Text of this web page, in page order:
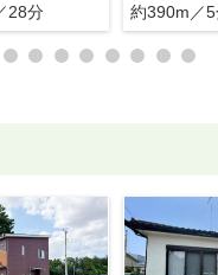
28分
約390m／